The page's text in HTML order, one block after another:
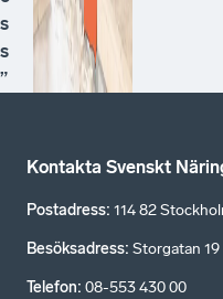
s
s
”
Kontakta Svenskt
Postadress: 114 82
Besöksadress: Storgatan 19
Telefon: 08-553 430 00